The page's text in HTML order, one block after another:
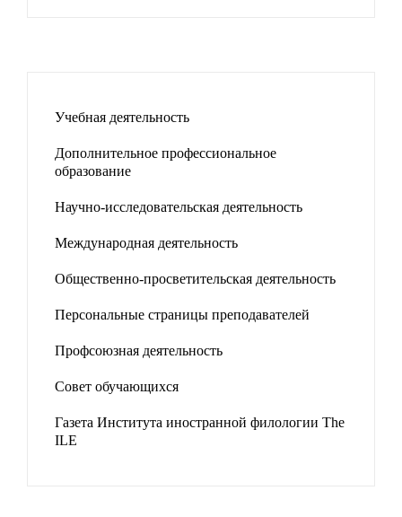
Учебная деятельность
Дополнительное профессиональное
образование
Научно-исследовательская деятельность
Международная деятельность
Общественно-просветительская деятельность
Персональные страницы преподавателей
Профсоюзная деятельность
Совет обучающихся
Газета Института иностранной филологии The
ILE